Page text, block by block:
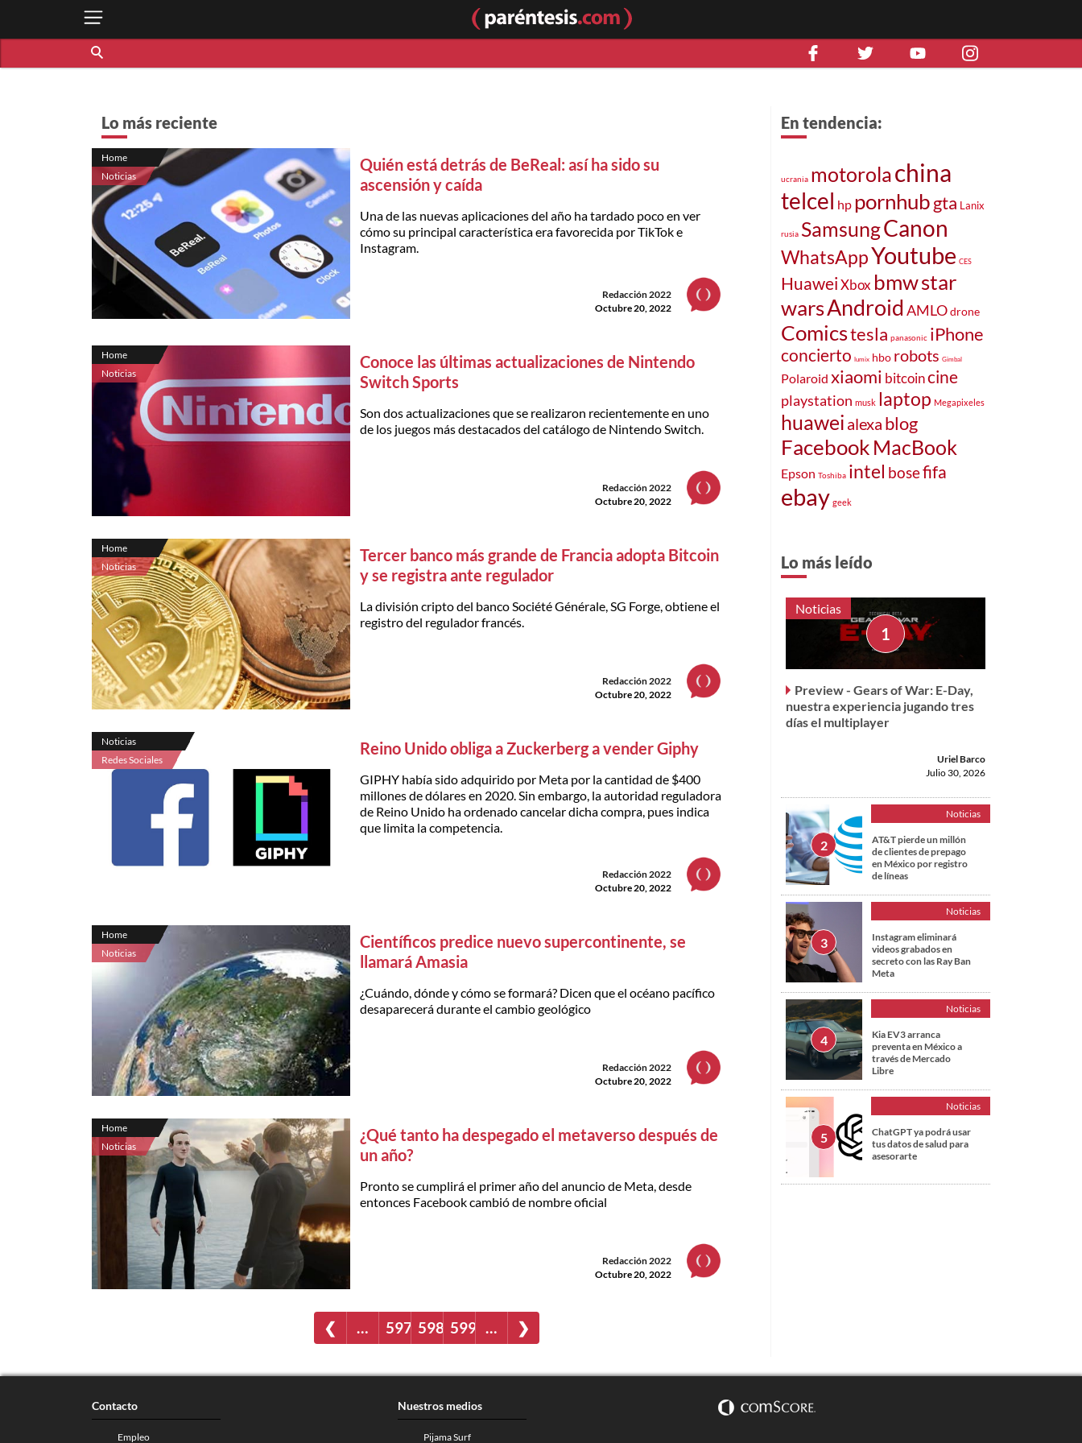
Lo más reciente
Home
Noticias
Quién está detrás de BeReal: así ha sido su
ascensión y caída
Una de las nuevas aplicaciones del año ha tardado poco en ver
cómo su principal característica era favorecida por TikTok e
Instagram.
Redacción 2022
Octubre 20, 2022
Home
Noticias
Conoce las últimas actualizaciones de Nintendo
Switch Sports
Son dos actualizaciones que se realizaron recientemente en uno
de los juegos más destacados del catálogo de Nintendo Switch.
Redacción 2022
Octubre 20, 2022
Home
Noticias
Tercer banco más grande de Francia adopta Bitcoin
y se registra ante regulador
La división cripto del banco Société Générale, SG Forge, obtiene el
registro del regulador francés.
Redacción 2022
Octubre 20, 2022
Noticias
Redes Sociales
Reino Unido obliga a Zuckerberg a vender Giphy
GIPHY había sido adquirido por Meta por la cantidad de $400
millones de dólares en 2020. Sin embargo, la autoridad reguladora
de Reino Unido ha ordenado cancelar dicha compra, pues indica
que limita la competencia.
Redacción 2022
Octubre 20, 2022
Home
Noticias
Científicos predice nuevo supercontinente, se
llamará Amasia
¿Cuándo, dónde y cómo se formará? Dicen que el océano pacífico
desaparecerá durante el cambio geológico
Redacción 2022
Octubre 20, 2022
Home
Noticias
¿Qué tanto ha despegado el metaverso después de
un año?
Pronto se cumplirá el primer año del anuncio de Meta, desde
entonces Facebook cambió de nombre oficial
Redacción 2022
Octubre 20, 2022
❮ … 597 598 599 … ❯
En tendencia:
ucrania motorolachina
telcel hp pornhubgta Lanix
rusia SamsungCanon
WhatsAppYoutube CES
HuaweiXbox bmwstar
warsAndroid AMLOdrone
Comicstesla panasonic iPhone
concierto lumix hbo robots Gimbal
Polaroid xiaomi bitcoincine
playstation musk laptop Megapixeles
huawei alexa blog
Facebook MacBook
Epson Toshiba intel bosefifa
ebay geek
Lo más leído
Noticias
Preview - Gears of War: E-Day,
nuestra experiencia jugando tres
días el multiplayer
Uriel Barco
Julio 30, 2026
Noticias
AT&T pierde un millón
de clientes de prepago
en México por registro
de líneas
Noticias
Instagram eliminará
videos grabados en
secreto con las Ray Ban
Meta
Noticias
Kia EV3 arranca
preventa en México a
través de Mercado
Libre
Noticias
ChatGPT ya podrá usar
tus datos de salud para
asesorarte
Contacto
Empleo
Nuestros medios
Pijama Surf